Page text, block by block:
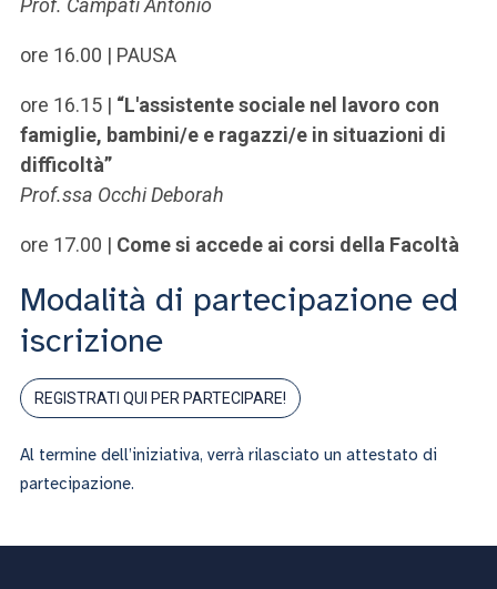
Prof. Campati Antonio
ore 16.00 | PAUSA
ore 16.15 | “L'assistente sociale nel lavoro con
famiglie, bambini/e e ragazzi/e in situazioni di
difficoltà”
Prof.ssa Occhi Deborah
ore 17.00 | Come si accede ai corsi della Facoltà
Modalità di partecipazione ed
iscrizione
REGISTRATI QUI PER PARTECIPARE!
Al termine dell’iniziativa, verrà rilasciato un attestato di
partecipazione.